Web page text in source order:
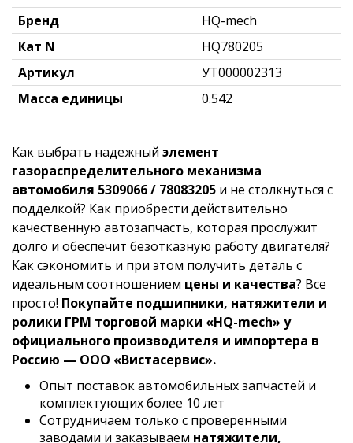
Бренд
HQ-mech
Кат N
HQ780205
Артикул
УТ000002313
Масса единицы
0.542
Как выбрать надежный элемент
газораспределительного механизма
автомобиля 5309066 / 78083205 и не столкнуться с
подделкой? Как приобрести действительно
качественную автозапчасть, которая прослужит
долго и обеспечит безотказную работу двигателя?
Как сэкономить и при этом получить деталь с
идеальным соотношением цены и качества? Все
просто! Покупайте подшипники, натяжители и
ролики ГРМ торговой марки «HQ-mech» у
официального производителя и импортера в
Россию — ООО «Вистасервис».
Опыт поставок автомобильных запчастей и
комплектующих более 10 лет
Сотрудничаем только с проверенными
заводами и заказываем натяжители,